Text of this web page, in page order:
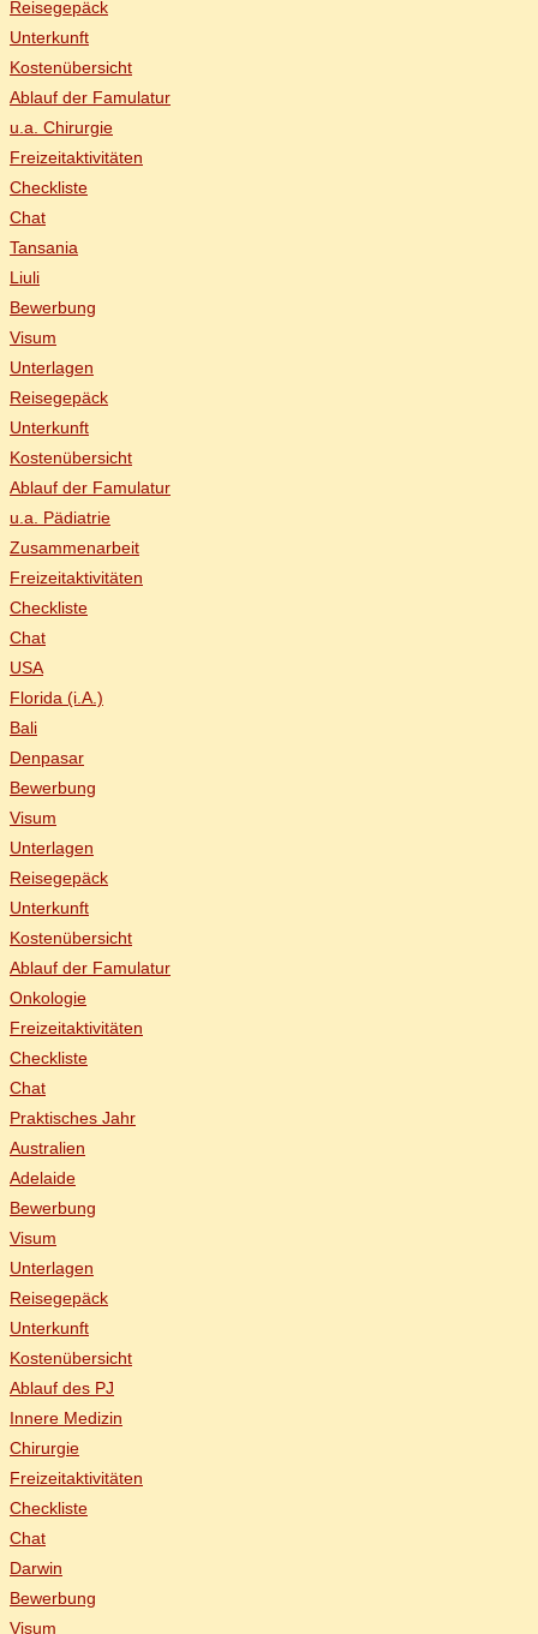
Rei­se­ge­päck
Un­ter­kunft
Kos­ten­über­sicht
Ab­lauf der Famulatur
u.a. Chir­ur­gie
Frei­zeit­ak­ti­vi­tä­ten
Check­lis­te
Chat
Tan­sa­nia
Liu­li
Be­wer­bung
Vi­sum
Un­ter­la­gen
Rei­se­ge­päck
Un­ter­kunft
Kos­ten­über­sicht
Ab­lauf der Famulatur
u.a. Päd­ia­trie
Zu­sam­men­ar­beit
Frei­zeit­ak­ti­vi­tä­ten
Check­lis­te
Chat
USA
Flo­ri­da (i.A.)
Ba­li
Den­pasar
Be­wer­bung
Vi­sum
Un­ter­la­gen
Rei­se­ge­päck
Un­ter­kunft
Kos­ten­über­sicht
Ab­lauf der Famulatur
On­ko­lo­gie
Frei­zeit­ak­ti­vi­tä­ten
Check­lis­te
Chat
Prak­ti­sches Jahr
Aus­tra­li­en
Ade­lai­de
Be­wer­bung
Vi­sum
Un­ter­la­gen
Rei­se­ge­päck
Un­ter­kunft
Kos­ten­über­sicht
Ab­lauf des PJ
In­ne­re Medizin
Chir­ur­gie
Frei­zeit­ak­ti­vi­tä­ten
Check­lis­te
Chat
Dar­win
Be­wer­bung
Vi­sum